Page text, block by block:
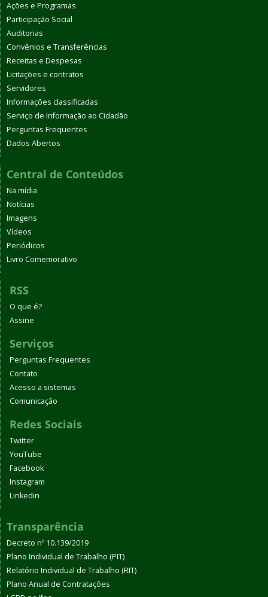
Ações e Programas
Participação Social
Auditorias
Convênios e Transferências
Receitas e Despesas
Licitações e contratos
Servidores
Informações classificadas
Serviço de Informação ao Cidadão
Perguntas Frequentes
Dados Abertos
Central de Conteúdos
Na mídia
Notícias
Imagens
Vídeos
Periódicos
Livro Comemorativo
RSS
O que é?
Assine
Serviços
Perguntas Frequentes
Contato
Acesso a sistemas
Comunicação
Redes Sociais
Twitter
YouTube
Facebook
Instagram
Linkedin
Transparência
Decreto nº 10.139/2019
Plano Individual de Trabalho (PIT)
Relatório Individual de Trabalho (RIT)
Plano Anual de Contratações